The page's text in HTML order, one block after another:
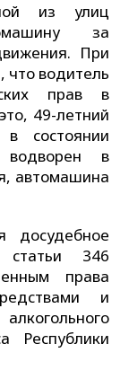
из улиц
за
При
что водитель
прав в
49-летний
состоянии
водворен в
автомашина
досудебное
346
права
и
Республики